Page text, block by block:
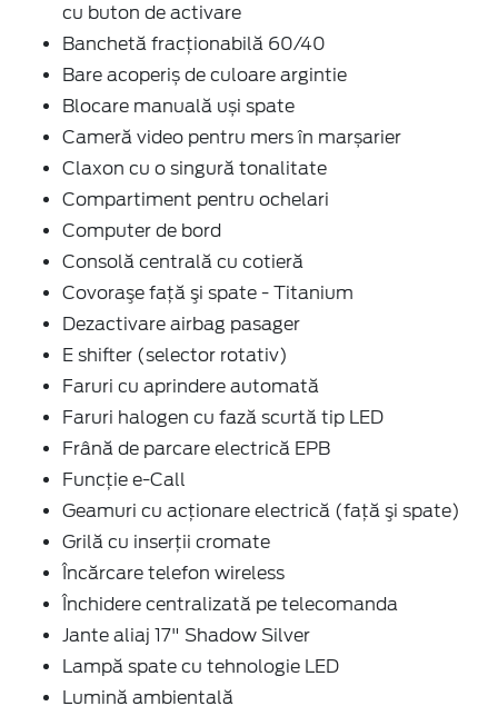
cu buton de activare
Banchetă fracționabilă 60/40
Bare acoperiș de culoare argintie
Blocare manuală uși spate
Cameră video pentru mers în marșarier
Claxon cu o singură tonalitate
Compartiment pentru ochelari
Computer de bord
Consolă centrală cu cotieră
Covoraşe faţă şi spate - Titanium
Dezactivare airbag pasager
E shifter (selector rotativ)
Faruri cu aprindere automată
Faruri halogen cu fază scurtă tip LED
Frână de parcare electrică EPB
Funcție e-Call
Geamuri cu acţionare electrică (faţă şi spate)
Grilă cu inserţii cromate
Încărcare telefon wireless
Închidere centralizată pe telecomanda
Jante aliaj 17" Shadow Silver
Lampă spate cu tehnologie LED
Lumină ambientală